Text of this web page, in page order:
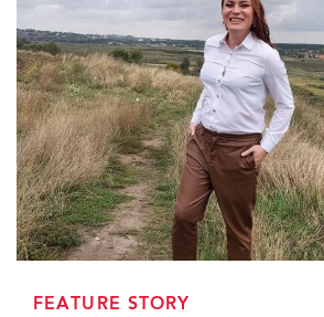
FEATURE STORY